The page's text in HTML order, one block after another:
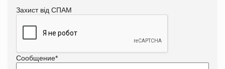
Захист від СПАМ
Сообщение*